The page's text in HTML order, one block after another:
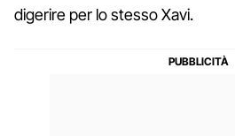
digerire per lo stesso Xavi.